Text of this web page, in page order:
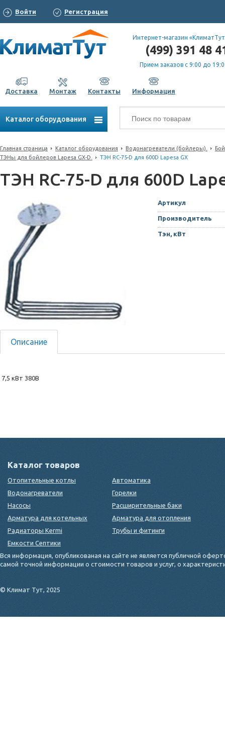
Войти Регистрация
Интернет-магазин
(499) 391 48
Прием заказов с 9:00 до
Доставка Монтаж Контакты Информация
Каталог оборудования
Главная страница Каталог оборудования Водонагреватели (бойлеры).
ТЭНы для бойлеров Lapesa GX-D.
ТЭН RC-75-D для 600D Lapesa GX
ТЭН RC-75-D для 600D
Артикул
Производитель
Тэн, кВт
Описание
7,5 кВт 380В
Каталог товаров
Отопительные котлы
Автоматика
Водонагреватели
Горелки
Насосы
Расширительные баки
Арматура для котельных
Арматура для отопления
Радиаторы Kermi
Трубы и фитинги
Емкости Септики
Вся информация, опубликованая на сайте не является публичной
самой точной информации о стоимости товаров и услуг, о
© Климат Тут, 2025